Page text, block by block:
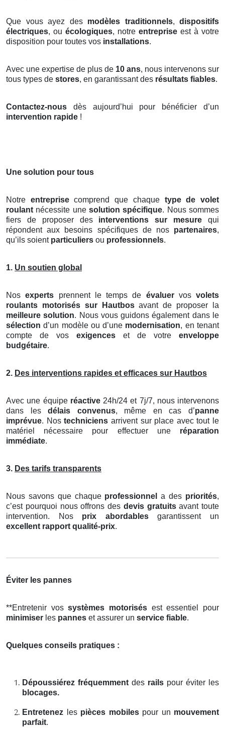
Que vous ayez des modèles traditionnels, dispositifs
électriques, ou écologiques, notre entreprise est à votre
disposition pour toutes vos installations.
Avec une expertise de plus de 10 ans, nous intervenons sur
tous types de stores, en garantissant des résultats fiables.
Contactez-nous dès aujourd’hui pour bénéficier d’un
intervention rapide !
Une solution pour tous
Notre entreprisecomprend que chaque type de volet
roulant nécessite une solution spécifique. Nous sommes
fiers de proposer des interventions sur mesure qui
répondent aux besoins spécifiques de nos partenaires,
qu’ils soient particuliers ou professionnels.
1. Un soutien global
Nosexperts prennent le temps de évaluervos volets
roulants motorisés sur Hautbosavant de proposer la
meilleure solution. Nous vous guidons également dans le
sélection d’un modèle ou d’une modernisation, en tenant
compte de vos exigences et de votre enveloppe
budgétaire.
2. Des interventions rapides et efficaces sur Hautbos
Avec une équipe réactive24h/24 et 7j/7, nous intervenons
dans lesdélais convenus, même en cas d’panne
imprévue. Nostechniciens arrivent sur place avec tout le
matériel nécessaire pour effectuer une réparation
immédiate.
3. Des tarifs transparents
Nous savons que chaque professionnel a des priorités,
c’est pourquoi nous offrons des devis gratuitsavant toute
intervention. Nos prix abordablesgarantissent un
excellent rapport qualité-prix.
Éviter les pannes
**Entretenir vossystèmes motorisés est essentiel pour
minimiser les pannes et assurer un service fiable.
Quelques conseils pratiques :
Dépoussiérez fréquemment des rails pour éviter les
blocages.
Entretenez les pièces mobilespour un mouvement
parfait.